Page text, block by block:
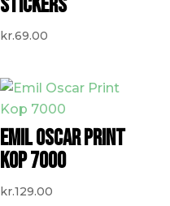
kr.69.00
EMIL OSCAR PRINT
KOP 7000
kr.129.00